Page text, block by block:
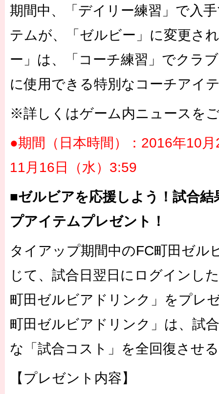
期間中、「デイリー練習」で入
テムが、「ゼルビー」に変更さ
ー」は、「コーチ練習」でクラ
に使用できる特別なコーチアイ
※詳しくはゲーム内ニュースを
●期間（日本時間）：2016年10
11月16日（水）3:59
■ゼルビアを応援しよう！試合
プアイテムプレゼント！
タイアップ期間中のFC町田ゼル
じて、試合日翌日にログインし
町田ゼルビアドリンク」をプレ
町田ゼルビアドリンク」は、試
な「試合コスト」を全回復させ
【プレゼント内容】